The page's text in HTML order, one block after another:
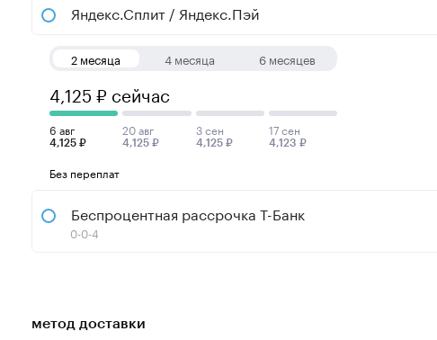
Яндекс.Сплит / Яндекс.Пэй
2 месяца 4 месяца 6 месяцев
4,125 ₽ сейчас
6 авг
4,125 ₽
20 авг
4,125 ₽
3 сен
4,125 ₽
17 сен
4,123 ₽
Без переплат
Беспроцентная рассрочка Т-Банк
0-0-4
метод доставки